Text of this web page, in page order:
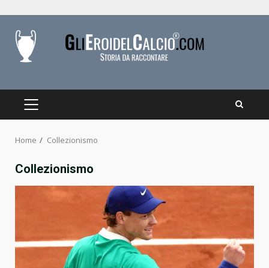
content
PRIMARY
Home Collezionismo
Collezionismo